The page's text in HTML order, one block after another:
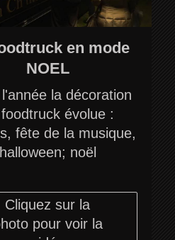
en mode
NOEL
la décoration
évolue :
fête de la musique,
halloween; noël
Cliquez sur la
pour voir la